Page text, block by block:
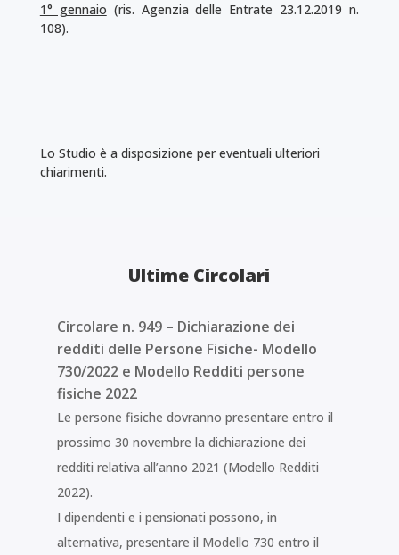
1° gennaio (ris. Agenzia delle Entrate 23.12.2019 n.
108).
Lo Studio è a disposizione per eventuali ulteriori
chiarimenti.
Ultime Circolari
Circolare n. 949 – Dichiarazione dei
redditi delle Persone Fisiche- Modello
730/2022 e Modello Redditi persone
fisiche 2022
Le persone fisiche dovranno presentare entro il
prossimo 30 novembre la dichiarazione dei
redditi relativa all’anno 2021 (Modello Redditi
2022).
I dipendenti e i pensionati possono, in
alternativa, presentare il Modello 730 entro il